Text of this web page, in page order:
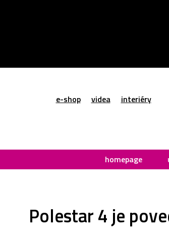
e-shop videa interiéry
homepage
Polestar 4 je